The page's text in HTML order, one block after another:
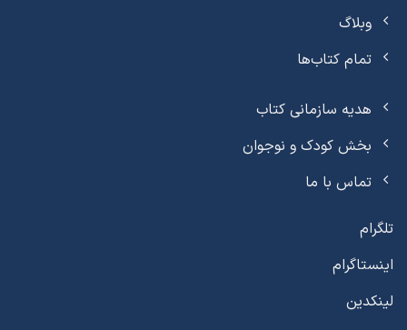
وبلاگ
تمام کتاب‌ها
هدیه سازمانی کتاب
بخش کودک و نوجوان
تماس با ما
تلگرام
اینستاگرام
لینکدین